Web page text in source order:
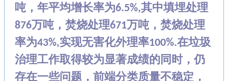
吨，年平均增长率为6.5%,其中填埋处理
876万吨，焚烧处理671万吨，焚烧处理
率为43%,实现无害化外理率100%.在垃圾
治理工作取得较为显著成绩的同时，仍
存在一些问题，前端分类质量不稳定，